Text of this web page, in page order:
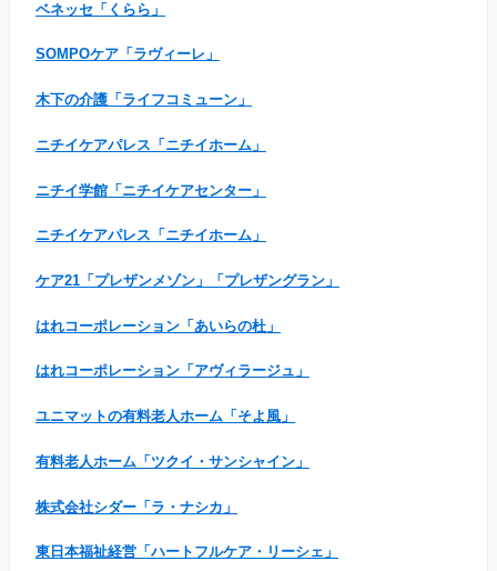
ベネッセ「くらら」
SOMPOケア「ラヴィーレ」
木下の介護「ライフコミューン」
ニチイケアパレス「ニチイホーム」
ニチイ学館「ニチイケアセンター」
ニチイケアパレス「ニチイホーム」
ケア21「プレザンメゾン」「プレザングラン」
はれコーポレーション「あいらの杜」
はれコーポレーション「アヴィラージュ」
ユニマットの有料老人ホーム「そよ風」
有料老人ホーム「ツクイ・サンシャイン」
株式会社シダー「ラ・ナシカ」
東日本福祉経営「ハートフルケア・リーシェ」